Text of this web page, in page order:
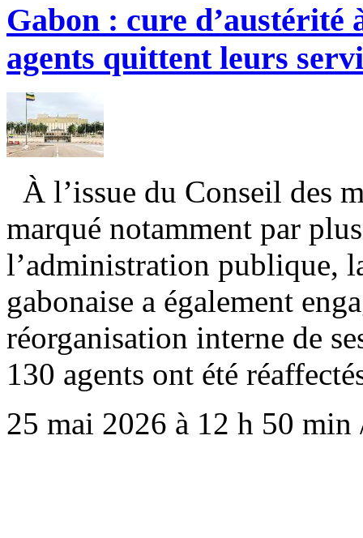
Gabon : cure d’austérité
agents quittent leurs
À l’issue du Conseil des
marqué notamment par
l’administration publique,
gabonaise a également
réorganisation interne de
130 agents ont été
25 mai 2026 à 12 h 50 min